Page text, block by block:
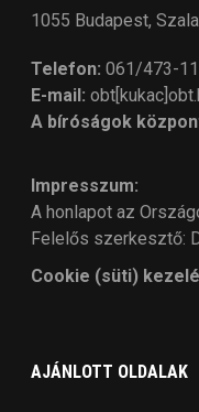
1055 Budapest,
Telefon: 061/473-
E-mail:
A bíróságok
Impresszum:
A honlapot az
Felelős szerkesztő:
Cookie (süti)
AJÁNLOTT OLDALAK